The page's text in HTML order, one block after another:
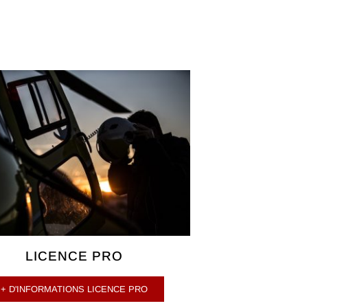
LICENCE PRO
+ D'INFORMATIONS LICENCE PRO